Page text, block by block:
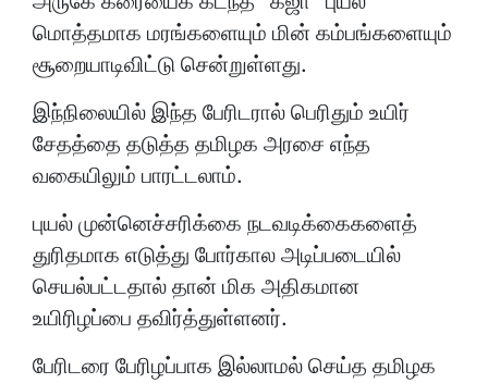
மொத்தமாக மரங்களையும் மின் கம்பங்களையும்
சூறையாடிவிட்டு சென்றுள்ளது.
இந்நிலையில் இந்த பேரிடரால் பெரிதும் உயிர்
சேதத்தை தடுத்த தமிழக அரசை எந்த
வகையிலும் பாரட்டலாம்.
புயல் முன்னெச்சரிக்கை நடவடிக்கைகளைத்
துரிதமாக எடுத்து போர்கால அடிப்படையில்
செயல்பட்டதால் தான் மிக அதிகமான
உயிரிழப்பை தவிர்த்துள்ளனர்.
பேரிடரை பேரிழப்பாக இல்லாமல் செய்த தமிழக